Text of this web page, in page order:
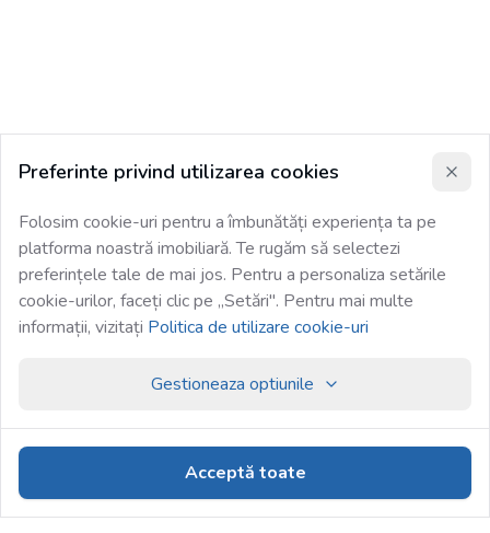
Preferinte privind utilizarea cookies
Folosim cookie-uri pentru a îmbunătăți experiența ta pe
platforma noastră imobiliară. Te rugăm să selectezi
preferințele tale de mai jos. Pentru a personaliza setările
cookie-urilor, faceți clic pe „Setări". Pentru mai multe
informații, vizitați Politica de utilizare cookie-uri
Gestioneaza optiunile
Acceptă toate